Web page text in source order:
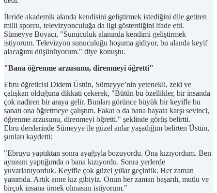
İleride akademik alanda kendisini geliştirmek istediğini dile getiren
milli sporcu, televizyonculuğa da ilgi gösterdiğini ifade etti.
Sümeyye Boyacı, "Sunuculuk alanında kendimi geliştirmek
istiyorum. Televizyon sunuculuğu hoşuma gidiyor, bu alanda keyif
alacağımı düşünüyorum." diye konuştu.
"Bana öğrenme arzusunu, direnmeyi öğretti"
Ebru öğreticisi Didem Üstün, Sümeyye’nin yetenekli, zeki ve
çalışkan olduğuna dikkati çekerek, "Bütün bu özellikler, bir insanda
çok nadiren bir araya gelir. Bunları görünce büyük bir keyifle bu
sanatı ona öğretmeye çalıştım. Fakat o da bana hayata karşı sevinci,
öğrenme arzusunu, direnmeyi öğretti." şeklinde görüş belirtti.
Ebru derslerinde Sümeyye ile güzel anlar yaşadığını belirten Üstün,
şunları kaydetti:
"Ebruyu yaptıktan sonra ayağıyla bozuyordu. Ona kızıyordum. Ben
aynısını yaptığımda o bana kızıyordu. Sonra yerlerde
yuvarlanıyorduk. Keyifle çok güzel yıllar geçirdik. Her zaman
yanımda. Artık anne kız gibiyiz. Onun her zaman başarılı, mutlu ve
birçok insana örnek olmasını istiyorum."